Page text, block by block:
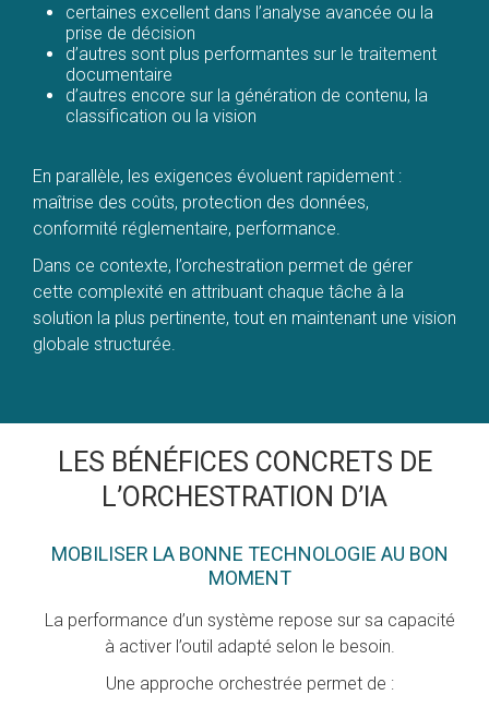
certaines excellent dans l’analyse avancée ou la
prise de décision
d’autres sont plus performantes sur le traitement
documentaire
d’autres encore sur la génération de contenu, la
classification ou la vision
En parallèle, les exigences évoluent rapidement :
maîtrise des coûts, protection des données,
conformité réglementaire, performance.
Dans ce contexte, l’orchestration permet de gérer
cette complexité en attribuant chaque tâche à la
solution la plus pertinente, tout en maintenant une vision
globale structurée.
LES BÉNÉFICES CONCRETS DE
L’ORCHESTRATION D’IA
MOBILISER LA BONNE TECHNOLOGIE AU BON
MOMENT
La performance d’un système repose sur sa capacité
à activer l’outil adapté selon le besoin.
Une approche orchestrée permet de :